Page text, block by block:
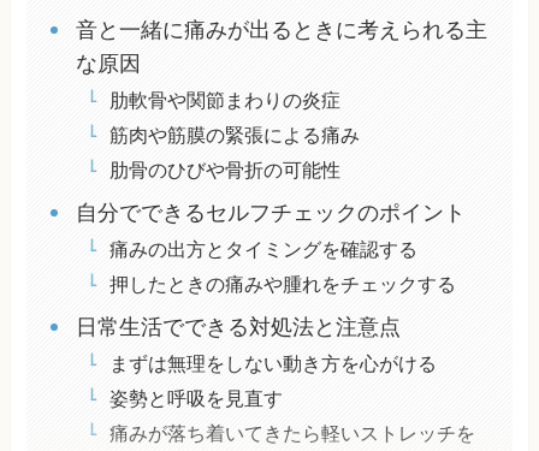
音と一緒に痛みが出るときに考えられる主
な原因
肋軟骨や関節まわりの炎症
筋肉や筋膜の緊張による痛み
肋骨のひびや骨折の可能性
自分でできるセルフチェックのポイント
痛みの出方とタイミングを確認する
押したときの痛みや腫れをチェックする
日常生活でできる対処法と注意点
まずは無理をしない動き方を心がける
姿勢と呼吸を見直す
痛みが落ち着いてきたら軽いストレッチを